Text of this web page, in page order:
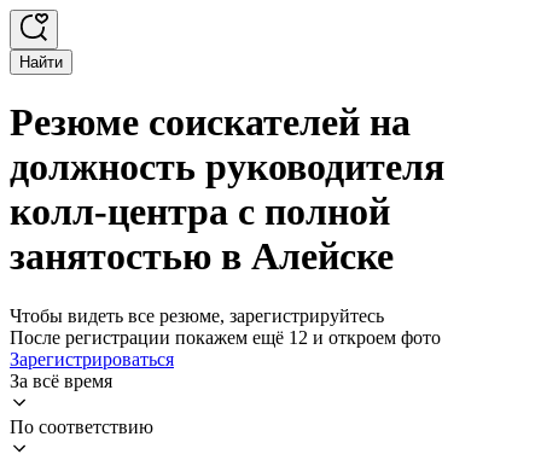
Найти
Резюме соискателей на
должность руководителя
колл-центра с полной
занятостью в Алейске
Чтобы видеть все резюме, зарегистрируйтесь
После регистрации покажем ещё 12 и откроем фото
Зарегистрироваться
За всё время
По соответствию